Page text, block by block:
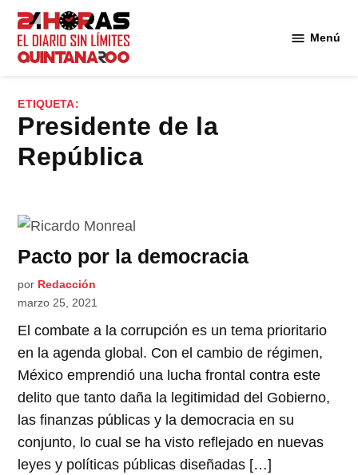
Saltar
contenido
Menú
ETIQUETA:
Presidente de la
República
Pacto por la democracia
por Redacción
marzo 25, 2021
El combate a la corrupción es un tema prioritario
en la agenda global. Con el cambio de régimen,
México emprendió una lucha frontal contra este
delito que tanto daña la legitimidad del Gobierno,
las finanzas públicas y la democracia en su
conjunto, lo cual se ha visto reflejado en nuevas
leyes y políticas públicas diseñadas […]